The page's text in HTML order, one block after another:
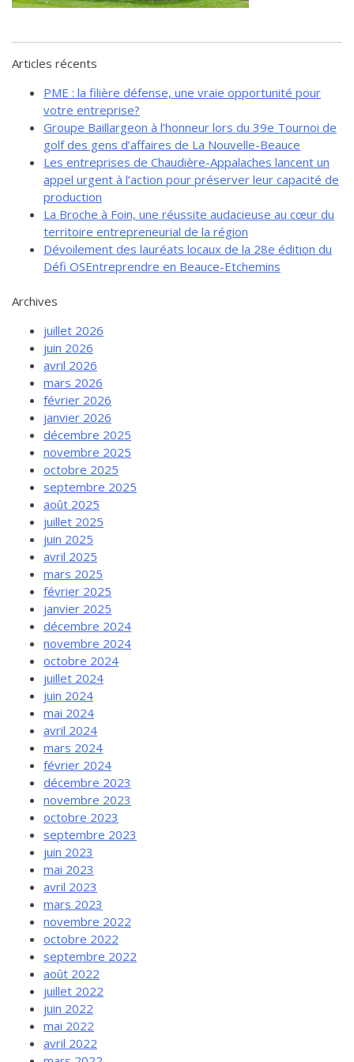
de solidarité
Événements et formations
Documentation
Articles récents
PME : la filière défense, une vraie opportunité pour
votre entreprise?
Groupe Baillargeon à l’honneur lors du 39e Tournoi de
golf des gens d’affaires de La Nouvelle-Beauce
Les entreprises de Chaudière-Appalaches lancent un
appel urgent à l’action pour préserver leur capacité de
production
La Broche à Foin, une réussite audacieuse au cœur du
territoire entrepreneurial de la région
Dévoilement des lauréats locaux de la 28e édition du
Défi OSEntreprendre en Beauce-Etchemins
Archives
juillet 2026
juin 2026
avril 2026
mars 2026
février 2026
janvier 2026
décembre 2025
novembre 2025
octobre 2025
septembre 2025
août 2025
juillet 2025
juin 2025
avril 2025
mars 2025
février 2025
janvier 2025
décembre 2024
novembre 2024
octobre 2024
juillet 2024
juin 2024
mai 2024
avril 2024
mars 2024
février 2024
décembre 2023
novembre 2023
octobre 2023
septembre 2023
juin 2023
mai 2023
avril 2023
mars 2023
novembre 2022
octobre 2022
septembre 2022
août 2022
juillet 2022
juin 2022
mai 2022
avril 2022